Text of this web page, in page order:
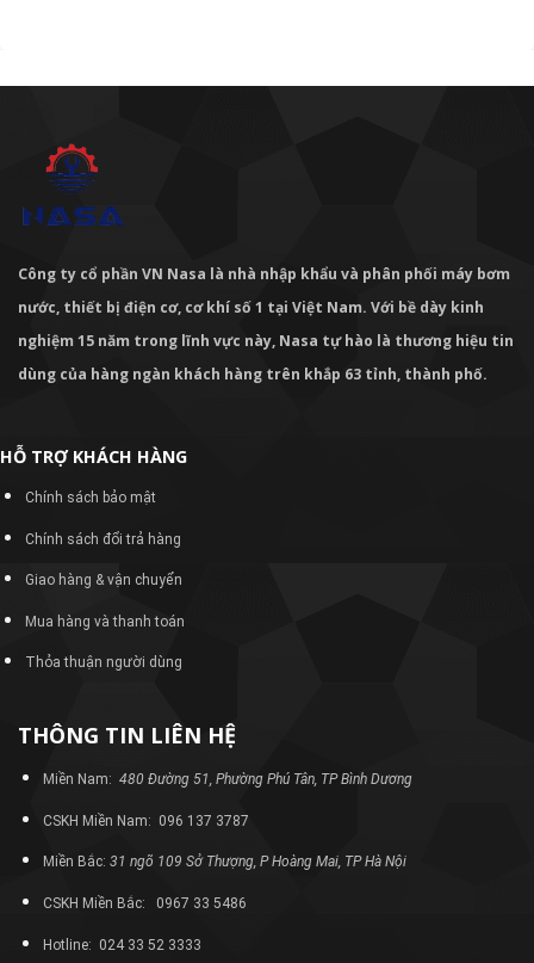
Công ty cổ phần VN Nasa là nhà nhập khẩu và phân phối máy bơm
nước, thiết bị điện cơ, cơ khí số 1 tại Việt Nam. Với bề dày kinh
nghiệm 15 năm trong lĩnh vực này, Nasa tự hào là thương hiệu tin
dùng của hàng ngàn khách hàng trên khắp 63 tỉnh, thành phố.
HỖ TRỢ KHÁCH HÀNG
Chính sách bảo mật
Chính sách đổi trả hàng
Giao hàng & vận chuyển
Mua hàng và thanh toán
Thỏa thuận người dùng
THÔNG TIN LIÊN HỆ
Miền Nam: 480 Đường 51, Phường Phú Tân, TP Bình Dương
CSKH Miền Nam: 096 137 3787
Miền Bắc: 31 ngõ 109 Sở Thượng, P Hoàng Mai, TP Hà Nội
CSKH Miền Bắc: 0967 33 5486
Hotline: 024 33 52 3333